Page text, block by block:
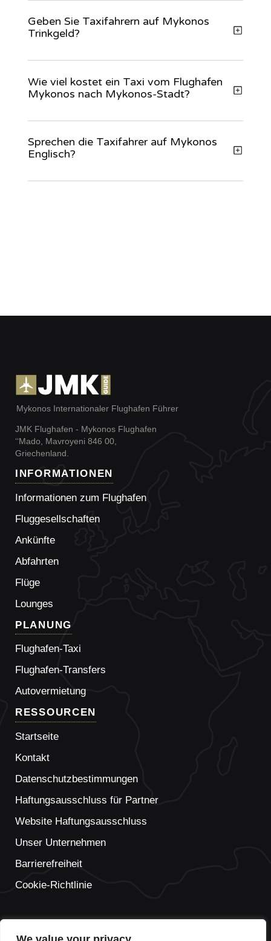
Geben Sie Taxifahrern auf Mykonos
Trinkgeld?
Wie viel kostet ein Taxi vom Flughafen
Mykonos nach Mykonos-Stadt?
Sprechen die Taxifahrer auf Mykonos
Englisch?
Mykonos Internationaler Flughafen Führer
JMK Flughafen - Mykonos Flughafen
‘‘Mado, Mavroyeni 846 00,
Griechenland.
INFORMATIONEN
Informationen zum Flughafen
Fluggesellschaften
Ankünfte
Abfahrten
Flüge
Lounges
PLANUNG
Flughafen-Taxi
Flughafen-Transfers
Autovermietung
RESSOURCEN
Startseite
Kontakt
Datenschutzbestimmungen
Haftungsausschluss für Partner
Website Haftungsausschluss
Unser Unternehmen
Barrierefreiheit
Cookie-Richtlinie